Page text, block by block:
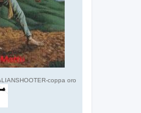
coppa oro